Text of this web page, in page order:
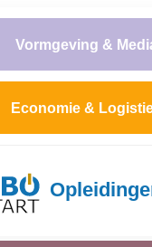
Vormgeving &
Economie &